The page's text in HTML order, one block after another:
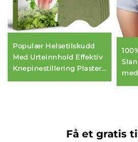
Populær Helsetilskudd
Med Urteinnhold Effektiv
Knepinestillering Plaster
for Knepines Tillering
Få et gratis